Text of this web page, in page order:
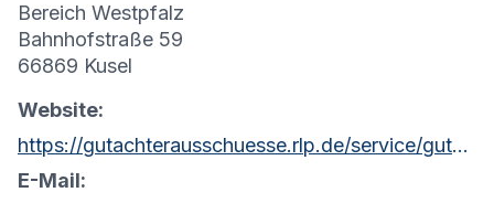
Bereich Westpfalz
Bahnhofstraße 59
66869 Kusel
Website:
https://gutachterausschuesse.rlp.de/service/gutachterausschuesse-fuer-grundstueckswerte
E-Mail: